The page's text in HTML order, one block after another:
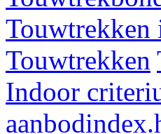
Touwtrekken
Touwtrekken
Indoor